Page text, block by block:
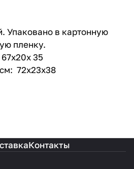
Упаковано в картонную
пленку.
35
72х23х38
Контакты